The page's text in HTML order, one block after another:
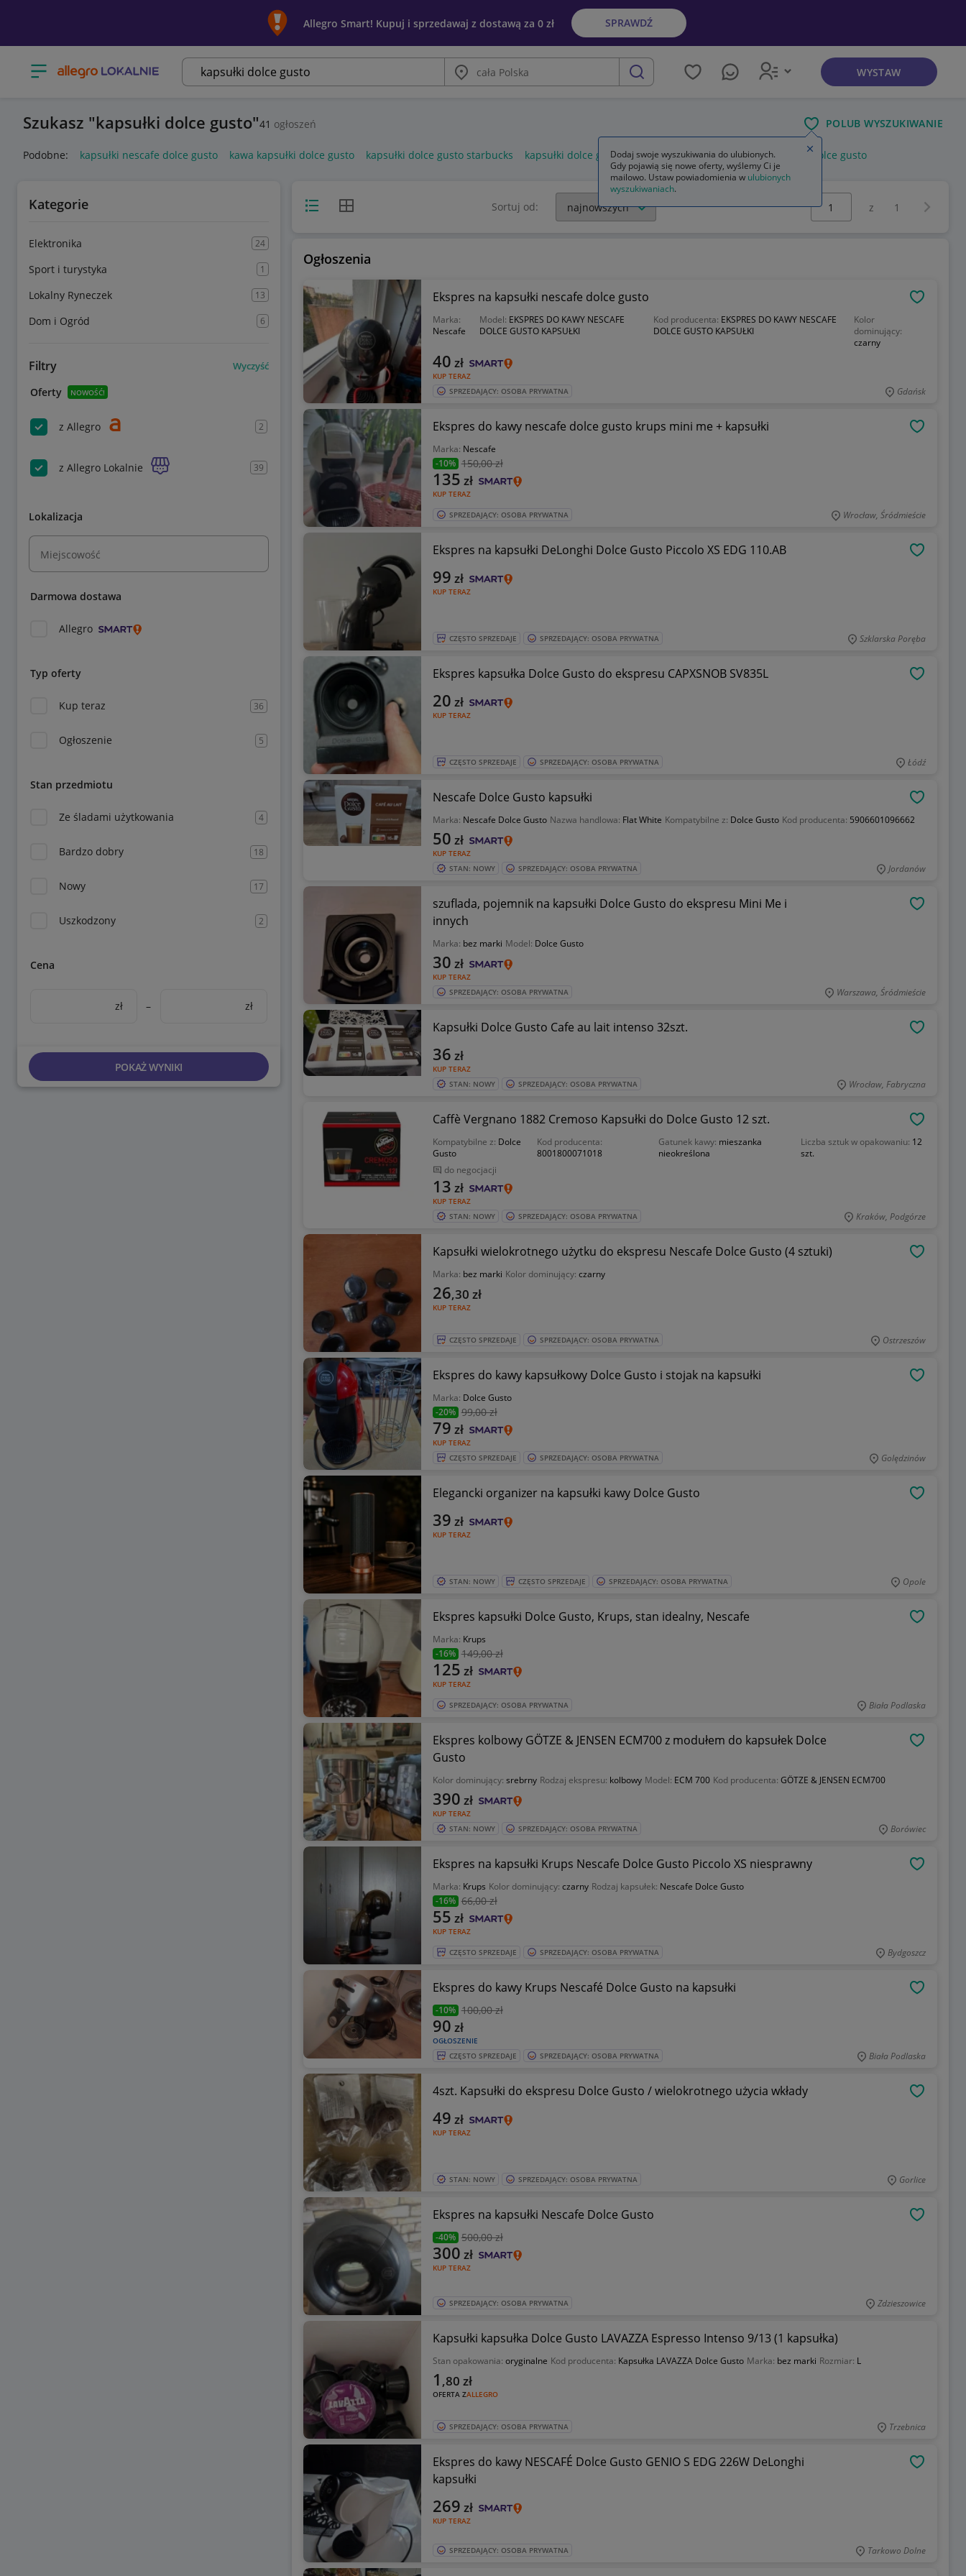
Allegro Smart! Kupuj i sprzedawaj z dostawą za 0 zł SPRAWDŹ
Otwórz menu z kategoriami
Miasto
szukaj
WYSTAW
Szukasz kapsułki dolce gusto 41 ogłoszeń POLUB WYSZUKIWANIE
Podobne: kapsułki nescafe dolce gusto kawa kapsułki dolce gusto kapsułki dolce gusto starbucks kapsułki dolce gusto krups kapsułki wielokrotnego użytku dolce gusto
Kategorie
Elektronika 24
Sport i turystyka 1
Lokalny Ryneczek 13
Dom i Ogród 6
Filtry Wyczyść
Oferty NOWOŚĆ!
z Allegro 2
z Allegro Lokalnie 39
Lokalizacja
Miejscowość
Darmowa dostawa
Allegro
Typ oferty
Kup teraz 36
Ogłoszenie 5
Stan przedmiotu
Ze śladami użytkowania 4
Bardzo dobry 18
Nowy 17
Uszkodzony 2
Cena
zł – zł
POKAŻ WYNIKI
Widok listyWidok siatki Sortuj od: z 1
Ogłoszenia
Ekspres na kapsułki nescafe dolce gusto
Marka:
Nescafe
Model: EKSPRES DO KAWY NESCAFE
DOLCE GUSTO KAPSUŁKI
Kod producenta: EKSPRES DO KAWY NESCAFE
DOLCE GUSTO KAPSUŁKI
Kolor
dominujący:
czarny
KUP TERAZ
40 zł
SPRZEDAJĄCY: OSOBA PRYWATNA Gdańsk
Ekspres do kawy nescafe dolce gusto krups mini me + kapsułki
Marka: Nescafe
-10% 150,00 zł
KUP TERAZ
135 zł
SPRZEDAJĄCY: OSOBA PRYWATNA Wrocław, Śródmieście
Ekspres na kapsułki DeLonghi Dolce Gusto Piccolo XS EDG 110.AB
KUP TERAZ
99 zł
CZĘSTO SPRZEDAJE SPRZEDAJĄCY: OSOBA PRYWATNA Szklarska Poręba
Ekspres kapsułka Dolce Gusto do ekspresu CAPXSNOB SV835L
KUP TERAZ
20 zł
CZĘSTO SPRZEDAJE SPRZEDAJĄCY: OSOBA PRYWATNA Łódź
Nescafe Dolce Gusto kapsułki
Marka: Nescafe Dolce Gusto Nazwa handlowa: Flat White Kompatybilne z: Dolce Gusto Kod producenta: 5906601096662
KUP TERAZ
50 zł
STAN: NOWY SPRZEDAJĄCY: OSOBA PRYWATNA Jordanów
szuflada, pojemnik na kapsułki Dolce Gusto do ekspresu Mini Me i
innych
Marka: bez marki Model: Dolce Gusto
KUP TERAZ
30 zł
SPRZEDAJĄCY: OSOBA PRYWATNA Warszawa, Śródmieście
Kapsułki Dolce Gusto Cafe au lait intenso 32szt.
KUP TERAZ
36 zł
STAN: NOWY SPRZEDAJĄCY: OSOBA PRYWATNA Wrocław, Fabryczna
Caffè Vergnano 1882 Cremoso Kapsułki do Dolce Gusto 12 szt.
Kompatybilne z: Dolce
Gusto
Kod producenta:
8001800071018
Gatunek kawy: mieszanka
nieokreślona
Liczba sztuk w opakowaniu: 12
szt.
do negocjacji
KUP TERAZ
13 zł
STAN: NOWY SPRZEDAJĄCY: OSOBA PRYWATNA Kraków, Podgórze
Kapsułki wielokrotnego użytku do ekspresu Nescafe Dolce Gusto (4 sztuki)
Marka: bez marki Kolor dominujący: czarny
KUP TERAZ
26,30 zł
CZĘSTO SPRZEDAJE SPRZEDAJĄCY: OSOBA PRYWATNA Ostrzeszów
Ekspres do kawy kapsułkowy Dolce Gusto i stojak na kapsułki
Marka: Dolce Gusto
-20% 99,00 zł
KUP TERAZ
79 zł
CZĘSTO SPRZEDAJE SPRZEDAJĄCY: OSOBA PRYWATNA Golędzinów
Elegancki organizer na kapsułki kawy Dolce Gusto
KUP TERAZ
39 zł
STAN: NOWY CZĘSTO SPRZEDAJE SPRZEDAJĄCY: OSOBA PRYWATNA Opole
Ekspres kapsułki Dolce Gusto, Krups, stan idealny, Nescafe
Marka: Krups
-16% 149,00 zł
KUP TERAZ
125 zł
SPRZEDAJĄCY: OSOBA PRYWATNA Biała Podlaska
Ekspres kolbowy GÖTZE & JENSEN ECM700 z modułem do kapsułek Dolce
Gusto
Kolor dominujący: srebrny Rodzaj ekspresu: kolbowy Model: ECM 700 Kod producenta: GÖTZE & JENSEN ECM700
KUP TERAZ
390 zł
STAN: NOWY SPRZEDAJĄCY: OSOBA PRYWATNA Borówiec
Ekspres na kapsułki Krups Nescafe Dolce Gusto Piccolo XS niesprawny
Marka: Krups Kolor dominujący: czarny Rodzaj kapsułek: Nescafe Dolce Gusto
-16% 66,00 zł
KUP TERAZ
55 zł
CZĘSTO SPRZEDAJE SPRZEDAJĄCY: OSOBA PRYWATNA Bydgoszcz
Ekspres do kawy Krups Nescafé Dolce Gusto na kapsułki
-10% 100,00 zł
OGŁOSZENIE
90 zł
CZĘSTO SPRZEDAJE SPRZEDAJĄCY: OSOBA PRYWATNA Biała Podlaska
4szt. Kapsułki do ekspresu Dolce Gusto / wielokrotnego użycia wkłady
KUP TERAZ
49 zł
STAN: NOWY SPRZEDAJĄCY: OSOBA PRYWATNA Gorlice
Ekspres na kapsułki Nescafe Dolce Gusto
-40% 500,00 zł
KUP TERAZ
300 zł
SPRZEDAJĄCY: OSOBA PRYWATNA Zdzieszowice
Kapsułki kapsułka Dolce Gusto LAVAZZA Espresso Intenso 9/13 (1 kapsułka)
Stan opakowania: oryginalne Kod producenta: Kapsułka LAVAZZA Dolce Gusto Marka: bez marki Rozmiar: L
OFERTA ZALLEGRO
1 ,80 zł
SPRZEDAJĄCY: OSOBA PRYWATNA Trzebnica
Ekspres do kawy NESCAFÉ Dolce Gusto GENIO S EDG 226W DeLonghi
kapsułki
KUP TERAZ
269 zł
SPRZEDAJĄCY: OSOBA PRYWATNA Tarkowo Dolne
Dodaj swoje wyszukiwania do ulubionych.
Gdy pojawią się nowe oferty, wyślemy Ci je
mailowo. Ustaw powiadomienia w ulubionych
wyszukiwaniach.
Zamknij wskazówkę